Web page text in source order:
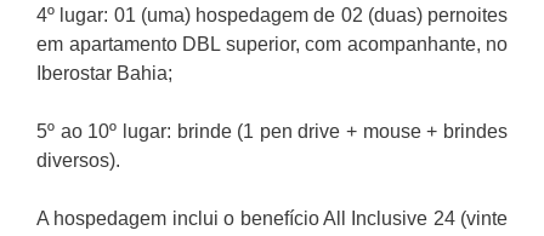
4º lugar: 01 (uma) hospedagem de 02 (duas) pernoites
em apartamento DBL superior, com acompanhante, no
Iberostar Bahia;
5º ao 10º lugar: brinde (1 pen drive + mouse + brindes
diversos).
A hospedagem inclui o benefício All Inclusive 24 (vinte